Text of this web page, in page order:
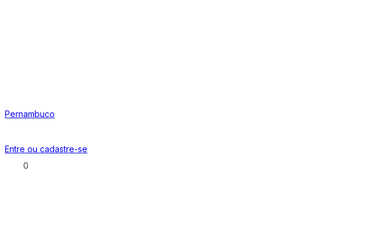
Pernambuco
Entre ou cadastre-se
0